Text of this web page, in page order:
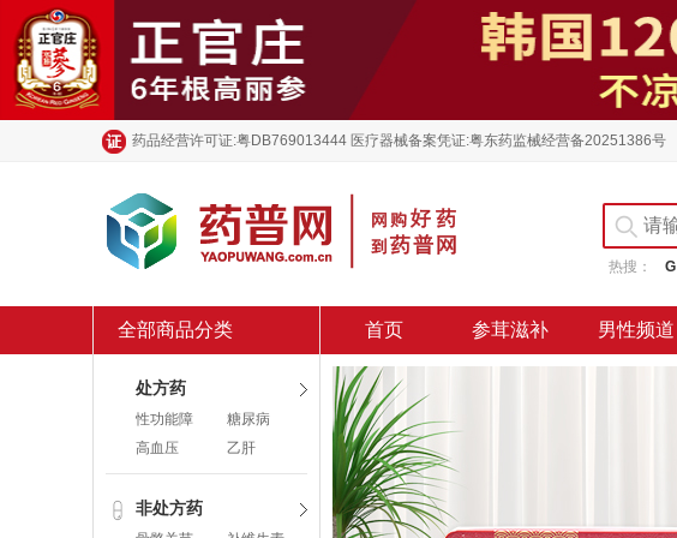
药品经营许可证:粤DB769013444 医疗器械备案凭证:粤东药监械经营备20251386号
热搜： G
全部商品分类
处方药
性功能障
碍
糖尿病
高血压
乙肝
非处方药
首页 参茸滋补 男性频道